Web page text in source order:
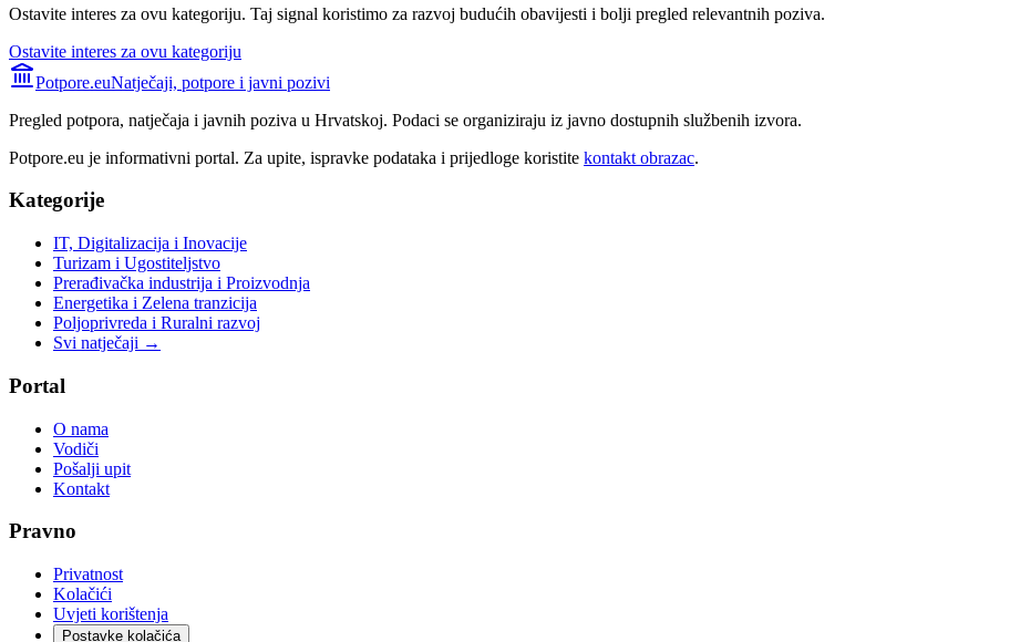
Ostavite interes za ovu kategoriju. Taj signal koristimo za razvoj budućih obavijesti i bolji pregled relevantnih poziva.
Ostavite interes za ovu kategoriju
Potpore.euNatječaji, potpore i javni pozivi
Pregled potpora, natječaja i javnih poziva u Hrvatskoj. Podaci se organiziraju iz javno dostupnih službenih izvora.
Potpore.eu je informativni portal. Za upite, ispravke podataka i prijedloge koristite kontakt obrazac.
Kategorije
IT, Digitalizacija i Inovacije
Turizam i Ugostiteljstvo
Prerađivačka industrija i Proizvodnja
Energetika i Zelena tranzicija
Poljoprivreda i Ruralni razvoj
Svi natječaji →
Portal
O nama
Vodiči
Pošalji upit
Kontakt
Pravno
Privatnost
Kolačići
Uvjeti korištenja
Postavke kolačića